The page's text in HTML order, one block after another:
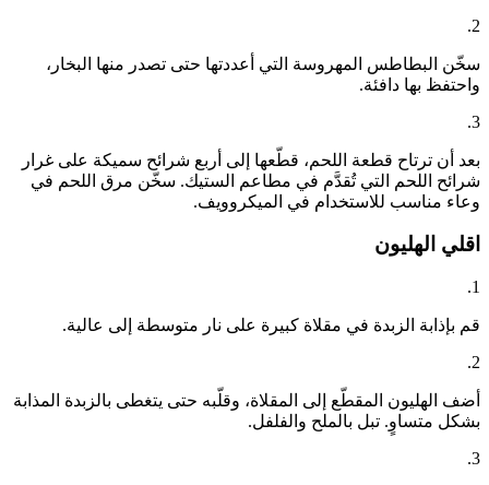
2.
سخّن البطاطس المهروسة التي أعددتها حتى تصدر منها البخار،
واحتفظ بها دافئة.
3.
بعد أن ترتاح قطعة اللحم، قطّعها إلى أربع شرائح سميكة على غرار
شرائح اللحم التي تُقدَّم في مطاعم الستيك. سخّن مرق اللحم في
وعاء مناسب للاستخدام في الميكروويف.
اقلي الهليون
1.
قم بإذابة الزبدة في مقلاة كبيرة على نار متوسطة إلى عالية.
2.
أضف الهليون المقطّع إلى المقلاة، وقلّبه حتى يتغطى بالزبدة المذابة
بشكل متساوٍ. تبل بالملح والفلفل.
3.